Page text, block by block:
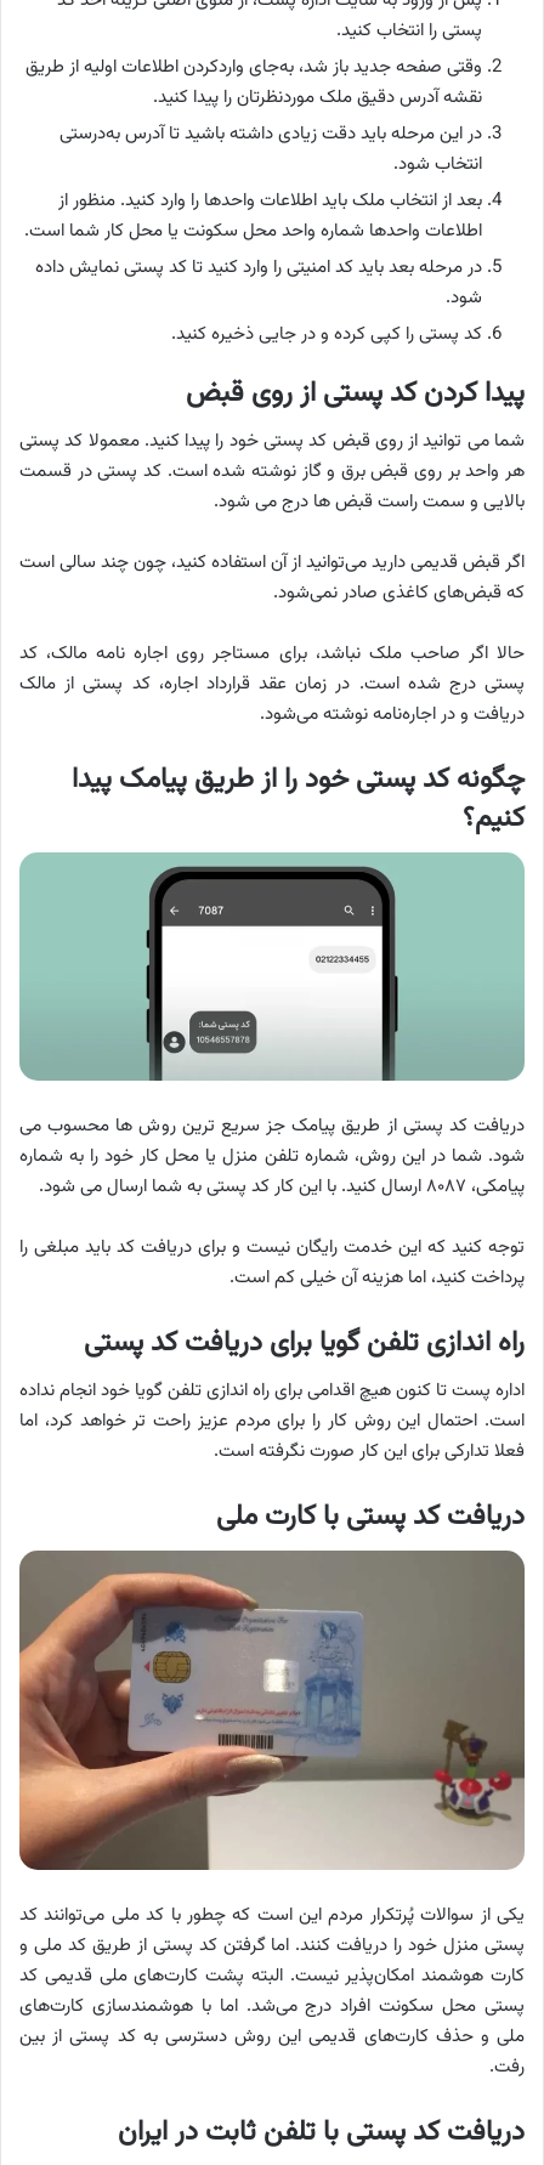
پستی را انتخاب کنید.
وقتی صفحه جدید باز شد، به‌جای واردکردن اطلاعات اولیه از طریق
نقشه آدرس دقیق ملک موردنظرتان را پیدا کنید.
در این مرحله باید دقت زیادی داشته باشید تا آدرس به‌درستی
انتخاب شود.
بعد از انتخاب ملک باید اطلاعات واحد‌ها را وارد کنید. منظور از
اطلاعات واحدها شماره واحد محل سکونت یا محل کار شما است.
در مرحله بعد باید کد امنیتی را وارد کنید تا کد پستی نمایش داده
شود.
کد پستی را کپی کرده و در جایی ذخیره کنید.
پیدا کردن کد پستی از روی قبض
شما می توانید از روی قبض کد پستی خود را پیدا کنید. معمولا کد پستی
هر واحد بر روی قبض برق و گاز نوشته شده است. کد پستی در قسمت
بالایی و سمت راست قبض ها درج می شود.
اگر قبض قدیمی دارید می‌توانید از آن استفاده کنید، چون چند سالی است
که قبض‌های کاغذی صادر نمی‌شود.
حالا اگر صاحب ملک نباشد، برای مستاجر روی اجاره نامه مالک، کد
پستی درج شده است. در زمان عقد قرارداد اجاره، کد پستی از مالک
دریافت و در اجاره‌نامه نوشته می‌شود.
چگونه کد پستی خود را از طریق پیامک پیدا
کنیم؟
دریافت کد پستی از طریق پیامک جز سریع ترین روش ها محسوب می
شود. شما در این روش، شماره تلفن منزل یا محل کار خود را به شماره
پیامکی، ۸۰۸۷ ارسال کنید. با این کار کد پستی به شما ارسال می شود.
توجه کنید که این خدمت رایگان نیست و برای دریافت کد باید مبلغی را
پرداخت کنید، اما هزینه آن خیلی کم است.
راه اندازی تلفن گویا برای دریافت کد پستی
اداره پست تا کنون هیچ اقدامی برای راه اندازی تلفن گویا خود انجام نداده
است. احتمال این روش کار را برای مردم عزیز راحت تر خواهد کرد، اما
فعلا تدارکی برای این کار صورت نگرفته است.
دریافت کد پستی با کارت ملی
یکی از سوالات پُرتکرار مردم این است که چطور با کد ملی می‌توانند کد
پستی منزل خود را دریافت کنند. اما گرفتن کد پستی از طریق کد ملی و
کارت هوشمند امکان‌پذیر نیست. البته پشت کارت‌های ملی قدیمی کد
پستی محل سکونت افراد درج می‌شد. اما با هوشمندسازی کارت‌های
ملی و حذف کارت‌های قدیمی این روش دسترسی به کد پستی از بین
رفت.
دریافت کد پستی با تلفن ثابت در ایران